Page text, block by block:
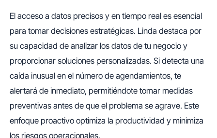
El acceso a datos precisos y en tiempo real es esencial
para tomar decisiones estratégicas. Linda destaca por
su capacidad de analizar los datos de tu negocio y
proporcionar soluciones personalizadas. Si detecta una
caída inusual en el número de agendamientos, te
alertará de inmediato, permitiéndote tomar medidas
preventivas antes de que el problema se agrave. Este
enfoque proactivo optimiza la productividad y minimiza
los riesgos operacionales.